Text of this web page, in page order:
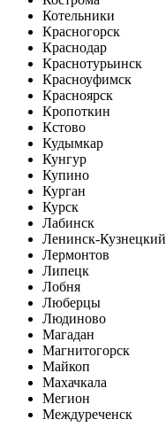
Котельники
Красногорск
Краснодар
Краснотурьинск
Красноуфимск
Красноярск
Кропоткин
Кстово
Кудымкар
Кунгур
Купино
Курган
Курск
Лабинск
Ленинск-Кузнецкий
Лермонтов
Липецк
Лобня
Люберцы
Людиново
Магадан
Магнитогорск
Майкоп
Махачкала
Мегион
Междуреченск